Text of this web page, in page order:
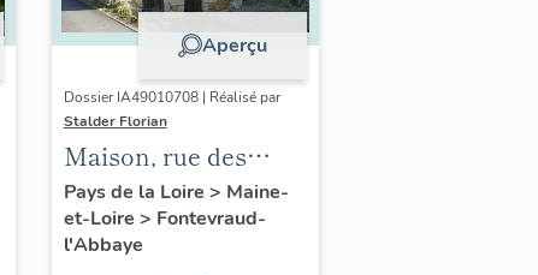
Aperçu
Dossier IA49010708 | Réalisé par
Stalder Florian
Maison, rue des
Potiers, entre le 75 et
le 91, Fontevraud-
l'Abbaye
Pays de la Loire > Maine-
et-Loire > Fontevraud-
l'Abbaye